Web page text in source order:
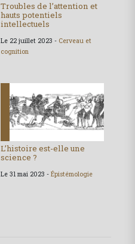
Troubles de l’attention et
hauts potentiels
intellectuels
Le 22 juillet 2023 - Cerveau et
cognition
L’histoire est-elle une
science ?
Le 31 mai 2023 - Épistémologie